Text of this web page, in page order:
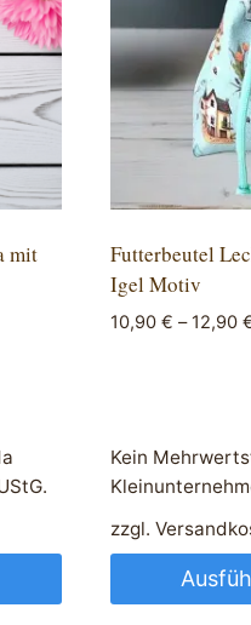
mit
Futterbeutel
Igel Motiv
10,90 € –12,90
Kein
zzgl.